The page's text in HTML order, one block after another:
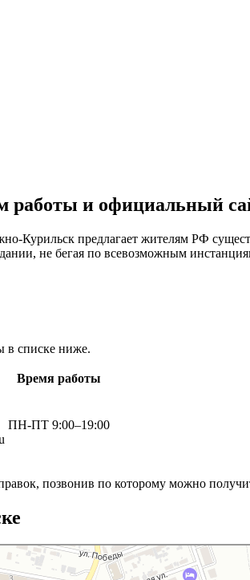
и официальный
Курильск предлагает жителям РФ
не бегая по всевозможным
списке ниже.
Время работы
ПН-ПТ 9:00–19:00
позвонив по которому можно